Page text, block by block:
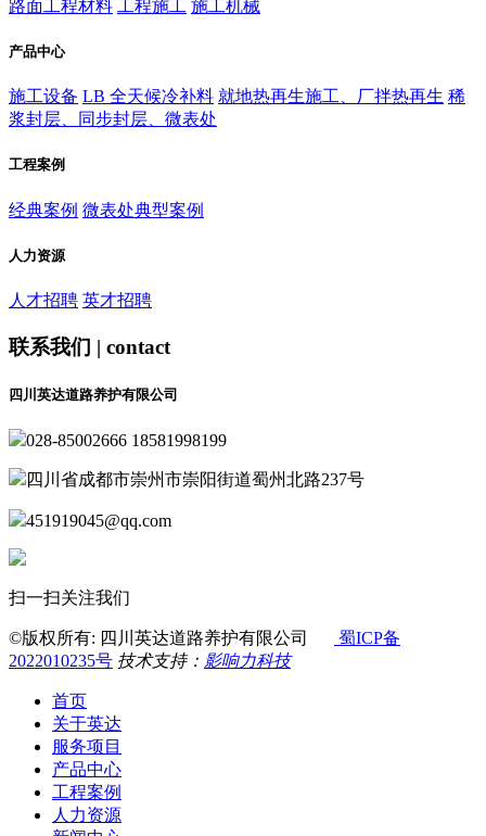
路面工程材料 工程施工 施工机械
产品中心
施工设备 LB 全天候冷补料 就地热再生施工、厂拌热再生 稀
浆封层、同步封层、微表处
工程案例
经典案例 微表处典型案例
人力资源
人才招聘 英才招聘
联系我们 | contact
四川英达道路养护有限公司
028-85002666 18581998199
四川省成都市崇州市崇阳街道蜀州北路237号
451919045@qq.com
扫一扫关注我们
©版权所有: 四川英达道路养护有限公司
蜀ICP备
2022010235号 技术支持： 影响力科技
首页
关于英达
服务项目
产品中心
工程案例
人力资源